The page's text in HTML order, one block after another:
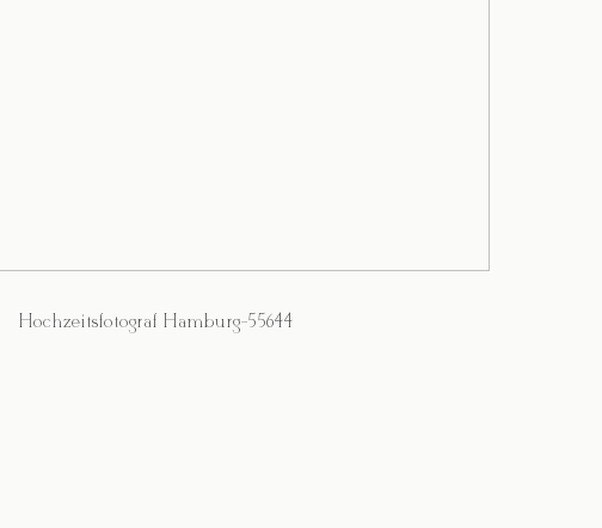
Hochzeitsfotograf Hamburg-55644